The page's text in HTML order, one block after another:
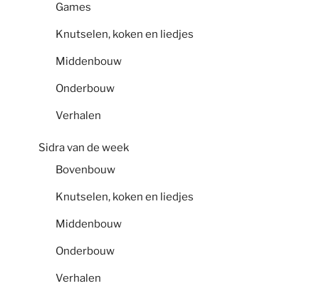
Games
Knutselen, koken en liedjes
Middenbouw
Onderbouw
Verhalen
Sidra van de week
Bovenbouw
Knutselen, koken en liedjes
Middenbouw
Onderbouw
Verhalen